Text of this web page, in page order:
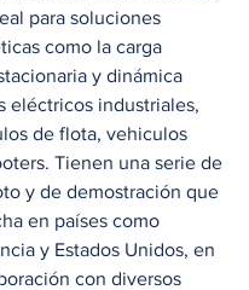
para soluciones
como la carga
y dinámica
eléctricos industriales,
de flota, vehiculos
Tienen una serie de
y de demostración que
en países como
y Estados Unidos, en
con diversos